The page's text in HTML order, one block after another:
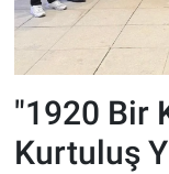
"1920 Bir
Kurtuluş